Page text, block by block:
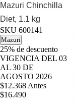
Mazuri Chinchilla
Diet, 1.1 kg
SKU 600141
Mazuri
25% de descuento
VIGENCIA DEL 03
AL 30 DE
AGOSTO 2026
$12.368 Antes
$16.490